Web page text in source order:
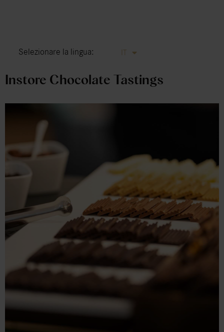
Selezionare la lingua: IT
ES
Instore Chocolate Tastings